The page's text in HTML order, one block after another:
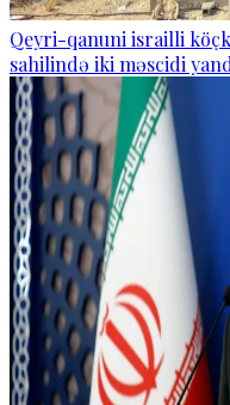
Qeyri-qanuni israilli
sahilində iki məscidi